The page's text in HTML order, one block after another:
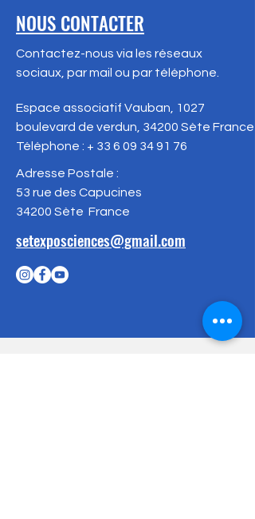
NOUS CONTACTER
Contactez-nous via les réseaux
sociaux, par mail ou par téléphone.
Espace associatif Vauban, 1027
boulevard de verdun, 34200 Sète France
Téléphone : + 33 6 09 34 91 76
Adresse Postale :
53 rue des Capucines
34200 Sète France
setexposciences@gmail.com